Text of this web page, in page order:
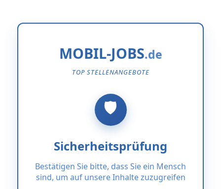
MOBIL-JOBS
TOP STELLENANGEBOTE
Sicherheitsprüfung
Bestätigen Sie bitte, dass Sie ein Mensch
sind, um auf unsere Inhalte zuzugreifen